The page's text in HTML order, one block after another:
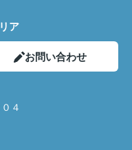
ア
お問い合わせ
４